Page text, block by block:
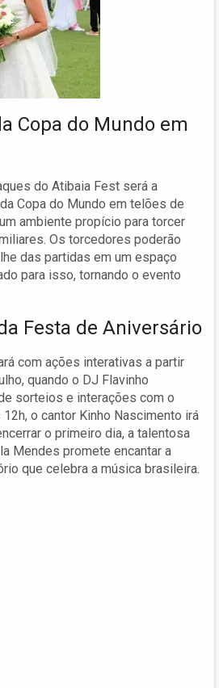
Copa do Mundo em
do Atibaia Fest será a
Copa do Mundo em telões de
ambiente propício para torcer
Os torcedores poderão
das partidas em um espaço
para isso, tornando o evento
Festa de Aniversário
com ações interativas a partir
quando o DJ Flavinho
sorteios e interações com o
o cantor Kinho Nascimento irá
o primeiro dia, a talentosa
Mendes promete encantar a
que celebra a música brasileira.